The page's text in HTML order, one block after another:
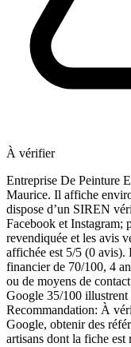
À vérifier
Entreprise De Peinture
Maurice. Il affiche
dispose d’un SIREN
Facebook et Instagram;
revendiquée et les avis
affichée est 5/5 (0 avis).
financier de 70/100, 4
ou de moyens de
Google 35/100
Recommandation: À
Google, obtenir des
artisans dont la fiche est